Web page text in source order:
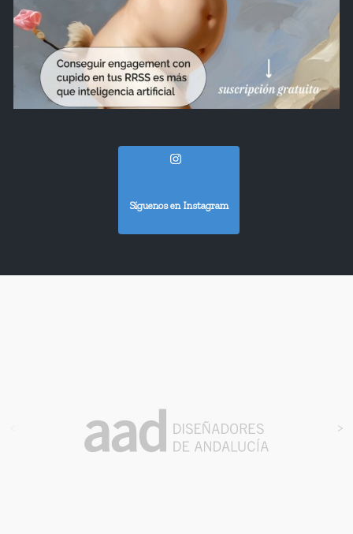
Síguenos en Instagram
>